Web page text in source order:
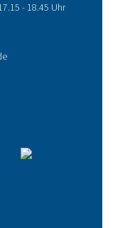
- 18.45 Uhr